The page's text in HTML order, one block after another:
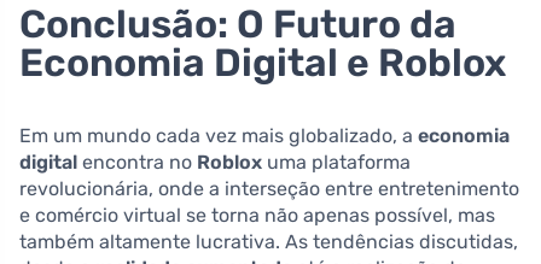
Conclusão: O Futuro da
Economia Digital e Roblox
Em um mundo cada vez mais globalizado, a economia
digital encontra no Roblox uma plataforma
revolucionária, onde a interseção entre entretenimento
e comércio virtual se torna não apenas possível, mas
também altamente lucrativa. As tendências discutidas,